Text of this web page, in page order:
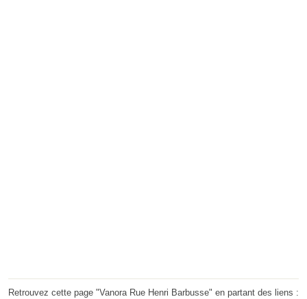
Retrouvez cette page "Vanora Rue Henri Barbusse" en partant des liens :